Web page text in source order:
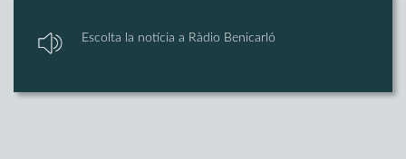
Escolta la notícia a Ràdio Benicarló